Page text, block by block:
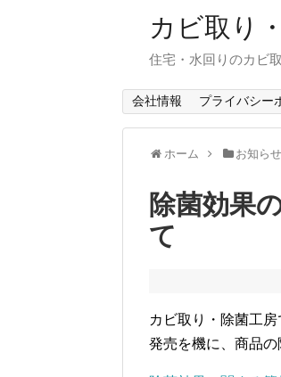
カビ取り
住宅・水回りのカビ
会社情報 プライバシー
ホーム お知らせ
除菌効果
て
カビ取り・除菌工
発売を機に、商品の